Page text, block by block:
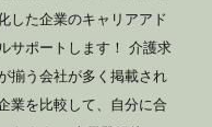
した企業のキャリアアド
サポートします！ 介護求
揃う会社が多く掲載され
業を比較して、自分に合